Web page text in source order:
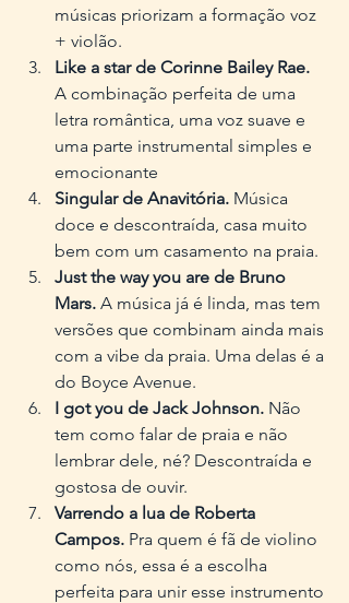
músicas priorizam a formação voz
+ violão.
Like a star de Corinne Bailey Rae.
A combinação perfeita de uma
letra romântica, uma voz suave e
uma parte instrumental simples e
emocionante
Singular de Anavitória. Música
doce e descontraída, casa muito
bem com um casamento na praia.
Just the way you are de Bruno
Mars. A música já é linda, mas tem
versões que combinam ainda mais
com a vibe da praia. Uma delas é a
do Boyce Avenue.
I got you de Jack Johnson. Não
tem como falar de praia e não
lembrar dele, né? Descontraída e
gostosa de ouvir.
Varrendo a lua de Roberta
Campos. Pra quem é fã de violino
como nós, essa é a escolha
perfeita para unir esse instrumento